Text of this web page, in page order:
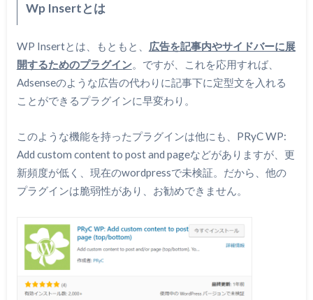
Wp Insertとは
WP Insertとは、もともと、 広告を記事内やサイドバーに展
開するためのプラグイン。ですが、これを応用すれば、
Adsenseのような広告の代わりに記事下に定型文を入れる
ことができるプラグインに早変わり。
このような機能を持ったプラグインは他にも、PRyC WP:
Add custom content to post and pageなどがありますが、更
新頻度が低く、現在のwordpressで未検証。だから、他の
プラグインは脆弱性があり、お勧めできません。